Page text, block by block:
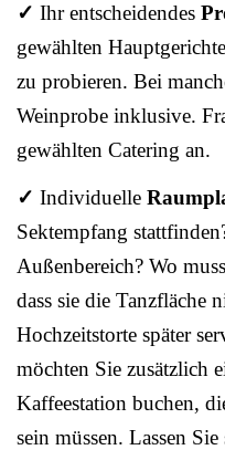
✓ Ihr entscheidendes
gewählten
zu probieren. Bei
Weinprobe inklusive.
gewählten Catering an.
✓ Individuelle
Sektempfang
Außenbereich? Wo
dass sie die Tanzfläche
Hochzeitstorte später
möchten Sie zusätzlich
Kaffeestation buchen,
sein müssen. Lassen